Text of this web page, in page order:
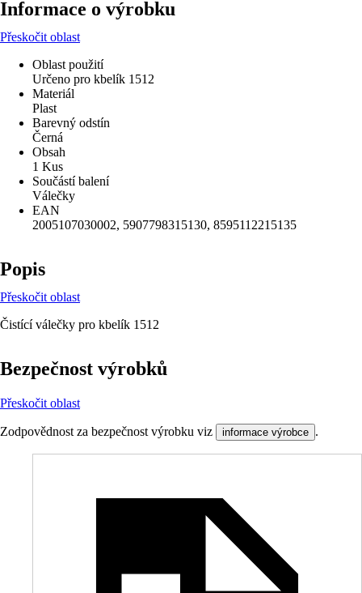
Informace o výrobku
Přeskočit oblast
Oblast použití
Určeno pro kbelík 1512
Materiál
Plast
Barevný odstín
Černá
Obsah
1 Kus
Součástí balení
Válečky
EAN
2005107030002, 5907798315130, 8595112215135
Popis
Přeskočit oblast
Čistící válečky pro kbelík 1512
Bezpečnost výrobků
Přeskočit oblast
Zodpovědnost za bezpečnost výrobku viz informace výrobce .